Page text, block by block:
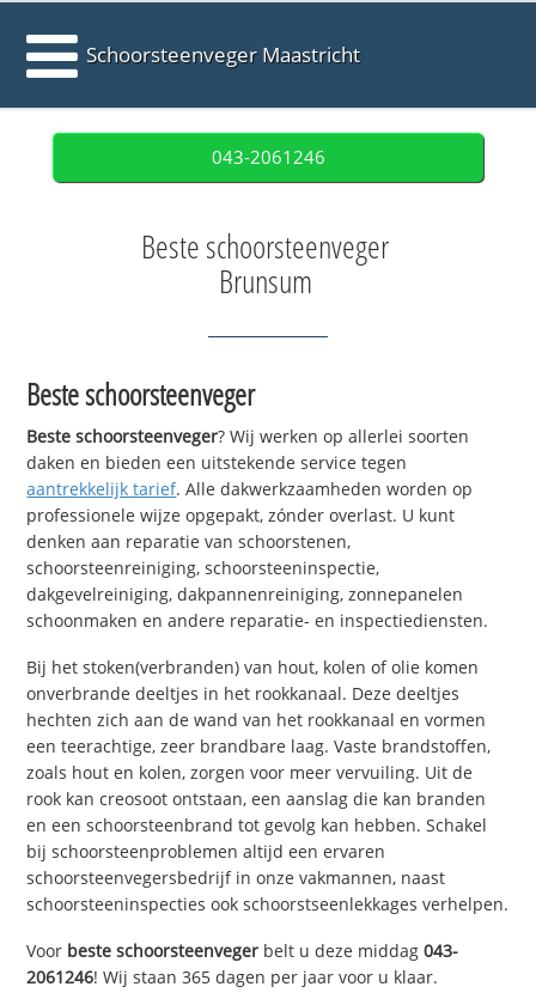
Schoorsteenveger Maastricht
043-2061246
Beste schoorsteenveger
Brunsum
Beste schoorsteenveger
Beste schoorsteenveger? Wij werken op allerlei soorten
daken en bieden een uitstekende service tegen
aantrekkelijk tarief. Alle dakwerkzaamheden worden op
professionele wijze opgepakt, zónder overlast. U kunt
denken aan reparatie van schoorstenen,
schoorsteenreiniging, schoorsteeninspectie,
dakgevelreiniging, dakpannenreiniging, zonnepanelen
schoonmaken en andere reparatie- en inspectiediensten.
Bij het stoken(verbranden) van hout, kolen of olie komen
onverbrande deeltjes in het rookkanaal. Deze deeltjes
hechten zich aan de wand van het rookkanaal en vormen
een teerachtige, zeer brandbare laag. Vaste brandstoffen,
zoals hout en kolen, zorgen voor meer vervuiling. Uit de
rook kan creosoot ontstaan, een aanslag die kan branden
en een schoorsteenbrand tot gevolg kan hebben. Schakel
bij schoorsteenproblemen altijd een ervaren
schoorsteenvegersbedrijf in onze vakmannen, naast
schoorsteeninspecties ook schoorstseenlekkages verhelpen.
Voor beste schoorsteenveger belt u deze middag043-
2061246! Wij staan 365 dagen per jaar voor u klaar.